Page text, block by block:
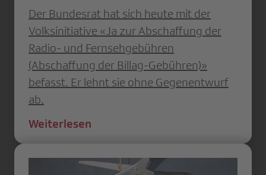
Der Bundesrat hat sich heute mit der
Volksinitiative «Ja zur Abschaffung der
Radio- und Fernsehgebühren
(Abschaffung der Billag-Gebühren)»
befasst. Er lehnt sie ohne Gegenentwurf
ab.
Weiterlesen